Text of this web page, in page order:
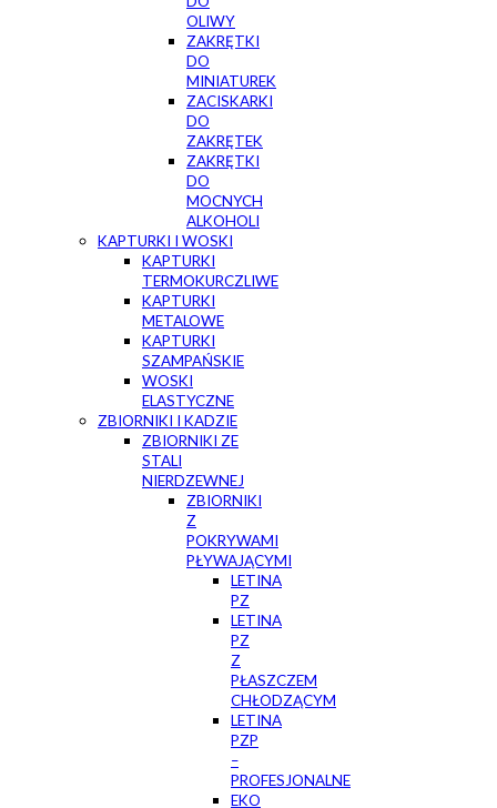
OLIWY
ZAKRĘTKI
DO
MINIATUREK
ZACISKARKI
DO
ZAKRĘTEK
ZAKRĘTKI
DO
MOCNYCH
ALKOHOLI
KAPTURKI I WOSKI
KAPTURKI
TERMOKURCZLIWE
KAPTURKI
METALOWE
KAPTURKI
SZAMPAŃSKIE
WOSKI
ELASTYCZNE
ZBIORNIKI I KADZIE
ZBIORNIKI ZE
STALI
NIERDZEWNEJ
ZBIORNIKI
Z
POKRYWAMI
PŁYWAJĄCYMI
LETINA
PZ
LETINA
PZ
Z
PŁASZCZEM
CHŁODZĄCYM
LETINA
PZP
–
PROFESJONALNE
EKO